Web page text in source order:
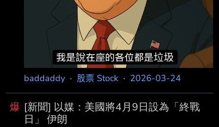
baddaddy · 股票 Stock · 2026-03-24
爆 [新聞] 以媒：美國將4月9日設為「終戰
日」 伊朗